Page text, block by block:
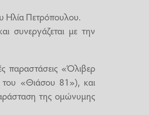
Ηλία Πετρόπουλου.
συνεργάζεται με την
παραστάσεις «Όλιβερ
του «Θιάσου 81»), και
της ομώνυμης